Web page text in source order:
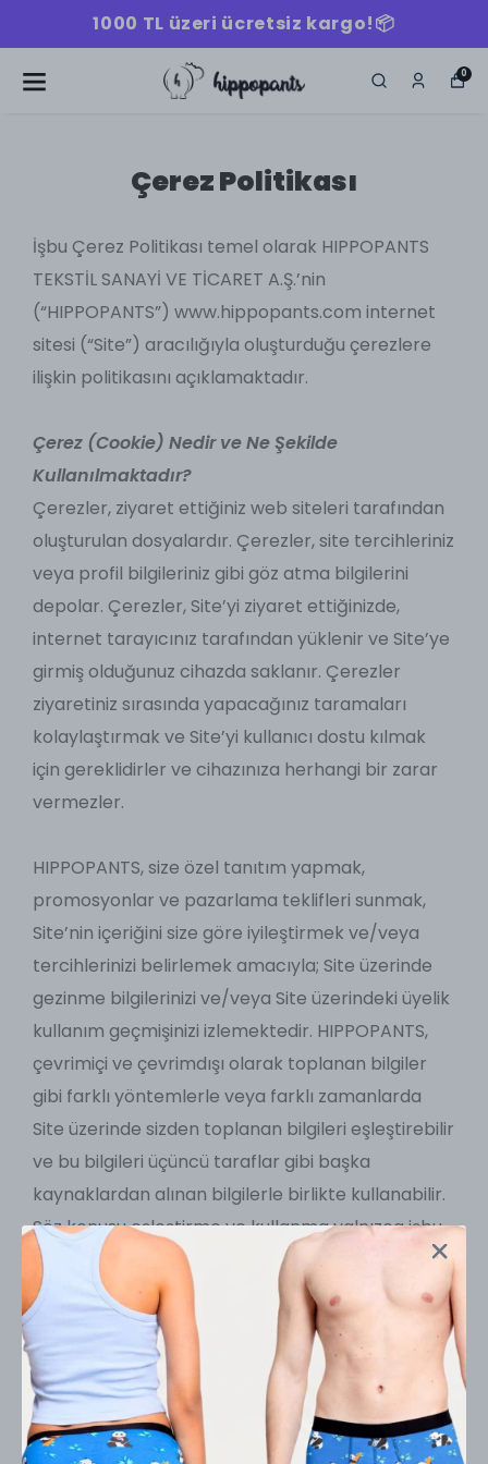
kargo!📦 1000 TL üzeri
0
Çerez Politikası
İşbu Çerez Politikası temel olarak HIPPOPANTS
TEKSTİL SANAYİ VE TİCARET A.Ş.’nin
(“HIPPOPANTS”) www.hippopants.com internet
sitesi (“Site”) aracılığıyla oluşturduğu çerezlere
ilişkin politikasını açıklamaktadır.
Çerez (Cookie) Nedir ve Ne Şekilde
Kullanılmaktadır?
Çerezler, ziyaret ettiğiniz web siteleri tarafından
oluşturulan dosyalardır. Çerezler, site tercihleriniz
veya profil bilgileriniz gibi göz atma bilgilerini
depolar. Çerezler, Site’yi ziyaret ettiğinizde,
internet tarayıcınız tarafından yüklenir ve Site’ye
girmiş olduğunuz cihazda saklanır. Çerezler
ziyaretiniz sırasında yapacağınız taramaları
kolaylaştırmak ve Site’yi kullanıcı dostu kılmak
için gereklidirler ve cihazınıza herhangi bir zarar
vermezler.
HIPPOPANTS, size özel tanıtım yapmak,
promosyonlar ve pazarlama teklifleri sunmak,
Site’nin içeriğini size göre iyileştirmek ve/veya
tercihlerinizi belirlemek amacıyla; Site üzerinde
gezinme bilgilerinizi ve/veya Site üzerindeki üyelik
kullanım geçmişinizi izlemektedir. HIPPOPANTS,
çevrimiçi ve çevrimdışı olarak toplanan bilgiler
gibi farklı yöntemlerle veya farklı zamanlarda
Site üzerinde sizden toplanan bilgileri eşleştirebilir
ve bu bilgileri üçüncü taraflar gibi başka
kaynaklardan alınan bilgilerle birlikte kullanabilir.
Söz konusu eşleştirme ve kullanma yalnızca işbu
Çerez Politikası ile belirlenen amaçlar ve kapsam
dahilinde kalacaktır.
HIPPOPANTS, çerezleri ayrıca; arama motorlarını,
Site’yi ve/veya HIPPOPANTS’in reklam verdiği
web sitelerini ziyaret ettiğinizde ilginizi
çekebileceğini düşündüğü reklamları size
sunabilmek amacıyla kullanabilir. HIPPOPANTS bu